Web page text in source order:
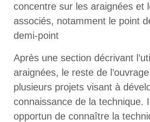
concentre sur les araignées et
associés, notamment le point
demi-point
Après une section décrivant
araignées, le reste de
plusieurs projets visant à
connaissance de la technique.
opportun de connaître la